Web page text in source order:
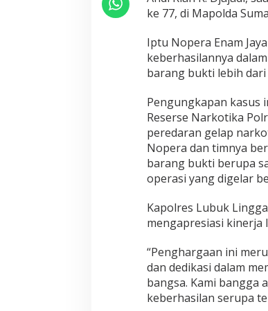
n
g
a
r
g
a
n
ke 77, di Mapolda
Iptu Nopera Enam
keberhasilannya
barang bukti lebih
Pengungkapan kasus
Reserse Narkotika
peredaran gelap
Nopera dan timnya
barang bukti berupa
operasi yang digelar
Kapolres Lubuk
mengapresiasi kinerja
“Penghargaan ini
dan dedikasi dalam
bangsa. Kami bangga
keberhasilan serupa